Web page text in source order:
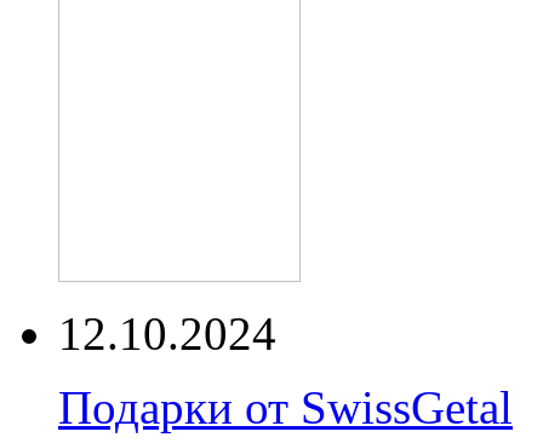
12.10.2024
Подарки от SwissGetal